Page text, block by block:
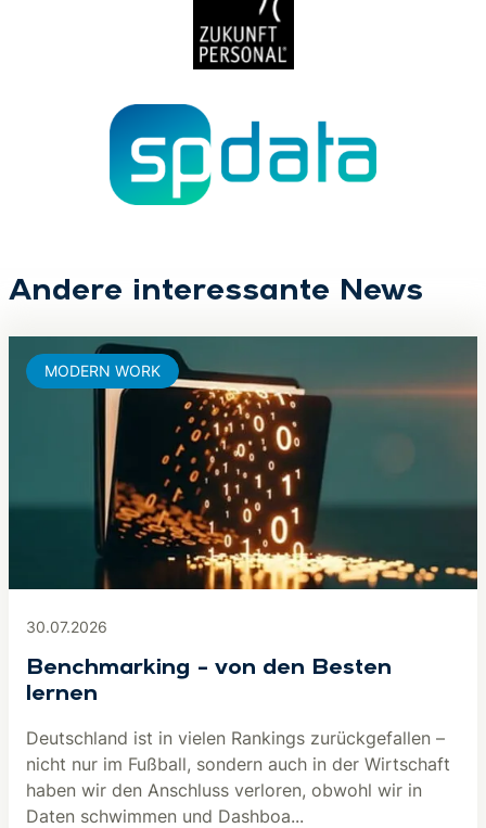
Andere interessante News
30.07.2026
Benchmarking – von den Besten
lernen
Deutschland ist in vielen Rankings zurückgefallen –
nicht nur im Fußball, sondern auch in der Wirtschaft
haben wir den Anschluss verloren, obwohl wir in
Daten schwimmen und Dashboa...
MODERN WORK